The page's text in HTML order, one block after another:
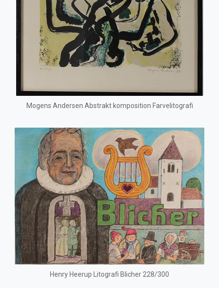
Mogens Andersen Abstrakt komposition Farvelitografi
Henry Heerup Litografi Blicher 228/300